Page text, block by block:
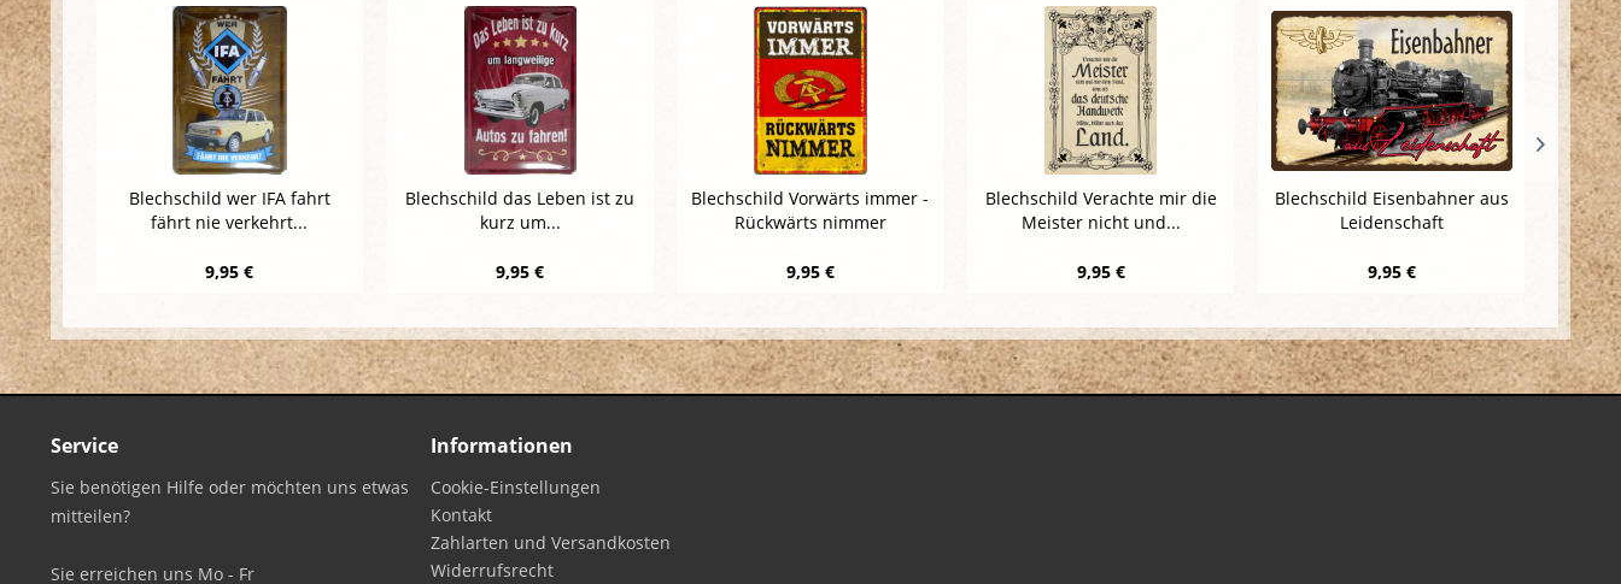
Blechschild wer IFA fahrt
fährt nie verkehrt...
9,95 €
Blechschild das Leben ist zu
kurz um...
9,95 €
Blechschild Vorwärts immer -
Rückwärts nimmer
9,95 €
Blechschild Verachte mir die
Meister nicht und...
9,95 €
Blechschild Eisenbahner aus
Leidenschaft
9,95 €
Service
Sie benötigen Hilfe oder möchten uns etwas
mitteilen?
Sie erreichen uns Mo - Fr
Informationen
Cookie-Einstellungen
Kontakt
Zahlarten und Versandkosten
Widerrufsrecht